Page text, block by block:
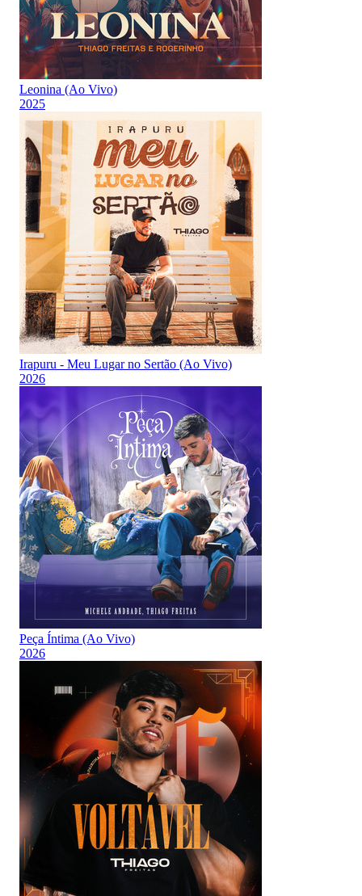
Leonina (Ao Vivo)
2025
Irapuru - Meu Lugar no Sertão (Ao Vivo)
2026
Peça Íntima (Ao Vivo)
2026